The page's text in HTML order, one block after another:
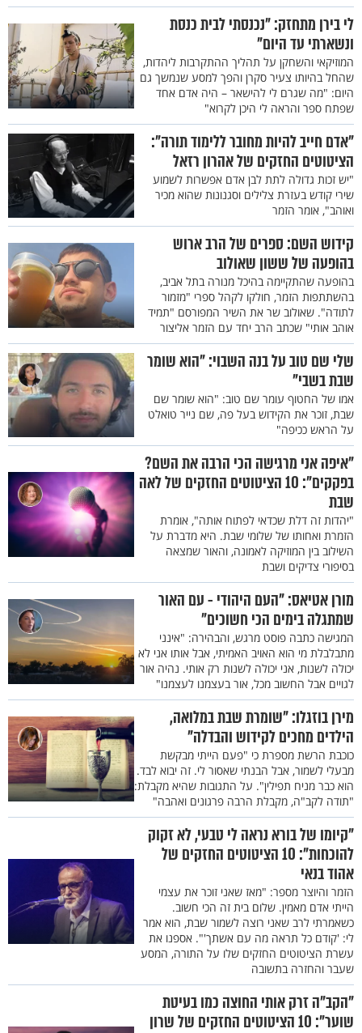
לי בירן מתחזק: "נכנסתי לבית כנסת
ונשארתי עד היום"
המוזיקאי והשחקן על תהליך ההתקרבות ליהדות,
שהחל בהיותו צעיר סקרן והפך למסע שנמשך גם
היום: "מה שגרם לי להישאר – היה אדם אחד
שפתח ספר והראה לי היכן לקרוא"
"אדם חייב להיות מחובר ללימוד תורה":
הציטוטים החזקים של אהרון רזאל
"יש זכות גדולה לתת לבן אדם אפשרות לשמוע
שירי קודש בעזרת צלילים וסגנונות שהוא מכיר
ואוהב", אומר הזמר
קידוש השם: ספרים של הרב ארוש
בהופעה של ששון שאולוב
בהופעה שהתקיימה בהיכל מנורה בתל אביב,
בהשתתפות הזמר, חולקו לקהל ספרי "מזמור
לתודה". שאולוב שר את השיר המפורסם "תמיד
אוהב אותי" שכתב הרב יחד עם הזמר אליצור
שלי שם טוב על בנה השבוי: "הוא שומר
שבת בשבי"
אמו של החטוף עומר שם טוב: "הוא שומר שם
שבת, זוכר את הקידוש בעל פה, שם נייר טואלט
על הראש ככיפה"
"איפה אני מרגישה הכי הרבה את השם?
בפקקים": 10 הציטוטים החזקים של לאה
שבת
"יהדות זה דלת שכדאי לפתוח אותה", אומרת
הזמרת ואחותו של שלומי שבת. היא מדברת על
השילוב בין המוזיקה לאמונה, והאור שמצאה
בסיפורי צדיקים ושבת
מורן אטיאס: "העם היהודי - עם האור
שמתגלה בימים הכי חשוכים"
המגישה כתבה פוסט מרגש, והבהירה: "אינני
מתבלבלת מי הוא האויב האמיתי, אבל אותו אני לא
יכולה לשנות, אני יכולה לשנות רק אותי. נהיה אור
לגויים אבל החשוב מכל, אור בעצמנו לעצמנו"
מירן בוזגלו: "שומרת שבת במלואה,
הילדים מחכים לקידוש והבדלה"
כוכבת הרשת מספרת כי "פעם הייתי מבקשת
מבעלי לשמור, אבל הבנתי שאסור לי. זה יבוא לבד.
הוא כבר מניח תפילין". על התגובות שהיא מקבלת:
"תודה לקב"ה, מקבלת הרבה פרגונים ואהבה"
"קיומו של בורא נראה לי טבעי, לא זקוק
להוכחות": 10 הציטוטים החזקים של
אהוד בנאי
הזמר והיוצר מספר: "מאז שאני זוכר את עצמי
הייתי אדם מאמין. שלום בית זה הכי חשוב.
כשאמרתי לרב שאני רוצה לשמור שבת, הוא אמר
לי: 'קודם כל תראה מה עם אשתך'". אספנו את
עשרת הציטוטים החזקים שלו על התורה, המסע
שעבר והחזרה בתשובה
"הקב"ה זרק אותי החוצה כמו בעיטת
שוער": 10 הציטוטים החזקים של שרון